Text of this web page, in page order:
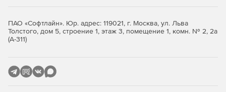
модели в Appius-PLM размещается полностью
автоматически при помощи соответствующего PLM-
всех связанных файлов в Appius-PLM. Необходимо
ПАО «Софтлайн». Юр. адрес: 119021, г. Москва, ул. Льва
Толстого, дом 5, строение 1, этаж 3, помещение 1, комн. № 2, 2а
(А-311)